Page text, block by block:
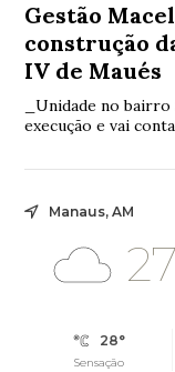
Gestão
construção
IV de Maués
_Unidade no
execução e vai
Manaus, AM
28°
Sensação